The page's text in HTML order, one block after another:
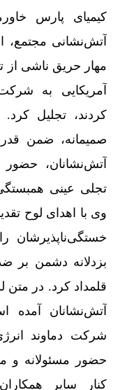
کیمیای پارس
آتش‌نشانی مجتمع،
مهار حریق ناشی از
آمریکایی به
کردند، تجلیل
صمیمانه، ضمن
آتش‌نشانان،
تجلی عینی
وی با اهدای لوح
خستگی‌ناپذیرشان
بزدلانه دشمن بر
قلمداد کرد. در متن
آتش‌نشانان آمده
شرکت دماوند
حضور مسئولانه و
کنار سایر